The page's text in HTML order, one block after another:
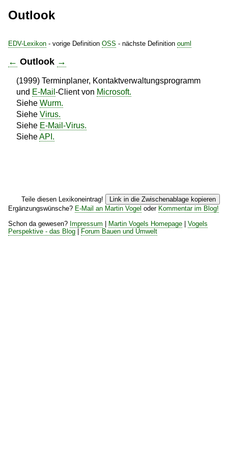
Outlook
EDV-Lexikon - vorige Definition OSS - nächste Definition ouml
← Outlook →
(1999) Terminplaner, Kontaktverwaltungsprogramm
und E-Mail -Client von Microsoft.
Siehe Wurm.
Siehe Virus.
Siehe E-Mail-Virus.
SieheAPI.
Teile diesen Lexikoneintrag!
Link in die Zwischenablage kopieren
Ergänzungswünsche? E-Mail an Martin Vogel oder Kommentar im Blog!
Schon da gewesen? Impressum Martin Vogels Homepage
Vogels
Perspektive - das Blog
Forum Bauen und Umwelt